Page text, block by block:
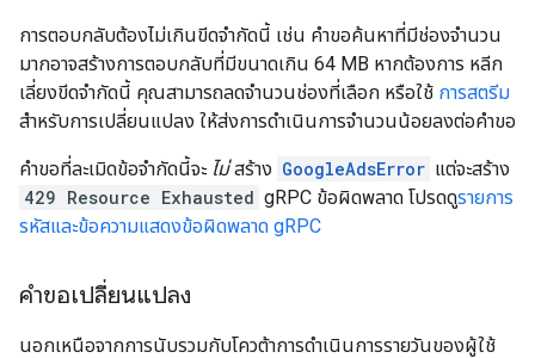
การตอบกลับต้องไม่เกินขีดจำกัดนี้ เช่น คำขอค้นหาที่มีช่องจำนวน
มากอาจสร้างการตอบกลับที่มีขนาดเกิน 64 MB หากต้องการ หลีก
เลี่ยงขีดจำกัดนี้ คุณสามารถลดจำนวนช่องที่เลือก หรือใช้ การสตรีม
สำหรับการเปลี่ยนแปลง ให้ส่งการดำเนินการจำนวนน้อยลงต่อคำขอ
คำขอที่ละเมิดข้อจำกัดนี้จะ ไม่สร้าง GoogleAdsError แต่จะสร้าง
429 Resource Exhausted gRPC ข้อผิดพลาด โปรดดูรายการ
รหัสและข้อความแสดงข้อผิดพลาด gRPC
คำขอเปลี่ยนแปลง
นอกเหนือจากการนับรวมกับโควต้าการดำเนินการรายวันของผู้ใช้